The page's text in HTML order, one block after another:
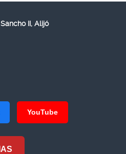
II, Alijó
YouTube